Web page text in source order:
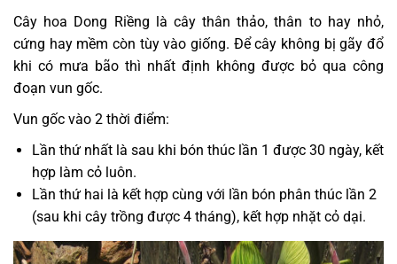
Cây hoa Dong Riềng là cây thân thảo, thân to hay nhỏ,
cứng hay mềm còn tùy vào giống. Để cây không bị gãy đổ
khi có mưa bão thì nhất định không được bỏ qua công
đoạn vun gốc.
Vun gốc vào 2 thời điểm:
Lần thứ nhất là sau khi bón thúc lần 1 được 30 ngày, kết
hợp làm cỏ luôn.
Lần thứ hai là kết hợp cùng với lần bón phân thúc lần 2
(sau khi cây trồng được 4 tháng), kết hợp nhặt cỏ dại.